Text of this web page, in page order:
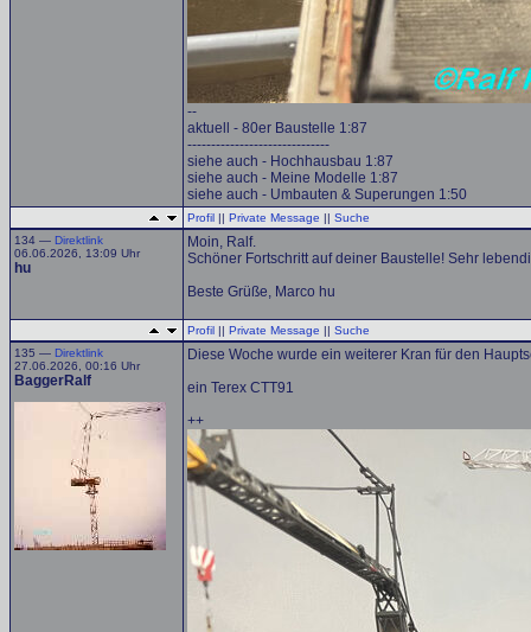
--
aktuell - 80er Baustelle 1:87
------------------------------
siehe auch - Hochhausbau 1:87
siehe auch - Meine Modelle 1:87
siehe auch - Umbauten & Superungen 1:50
Profil || Private Message || Suche
134 — Direktlink
06.06.2026, 13:09 Uhr
hu
Moin, Ralf.
Schöner Fortschritt auf deiner Baustelle! Sehr
Beste Grüße, Marco hu
Profil || Private Message || Suche
135 — Direktlink
27.06.2026, 00:16 Uhr
BaggerRalf
Diese Woche wurde ein weiterer Kran für den
ein Terex CTT91
++